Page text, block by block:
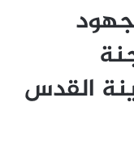
القدس